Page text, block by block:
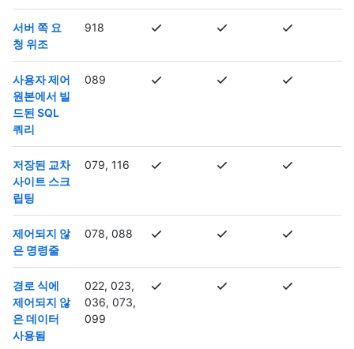
서버 쪽 요
청 위조
918
사용자 제어
원본에서 빌
드된 SQL
쿼리
089
저장된 교차
사이트 스크
립팅
079, 116
제어되지 않
은 명령줄
078, 088
경로 식에
제어되지 않
은 데이터
사용됨
022, 023,
036, 073,
099